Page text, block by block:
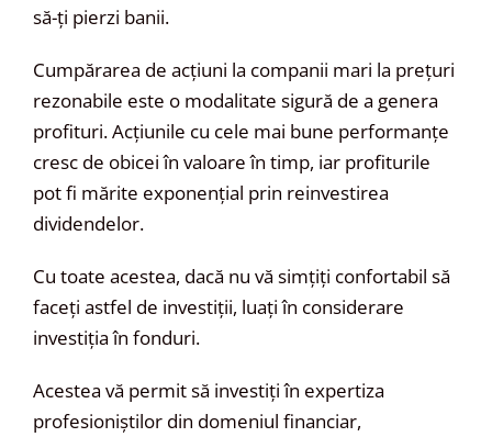
să-ți pierzi banii.
Cumpărarea de acțiuni la companii mari la prețuri
rezonabile este o modalitate sigură de a genera
profituri. Acțiunile cu cele mai bune performanțe
cresc de obicei în valoare în timp, iar profiturile
pot fi mărite exponențial prin reinvestirea
dividendelor.
Cu toate acestea, dacă nu vă simțiți confortabil să
faceți astfel de investiții, luați în considerare
investiția în fonduri.
Acestea vă permit să investiți în expertiza
profesioniștilor din domeniul financiar,